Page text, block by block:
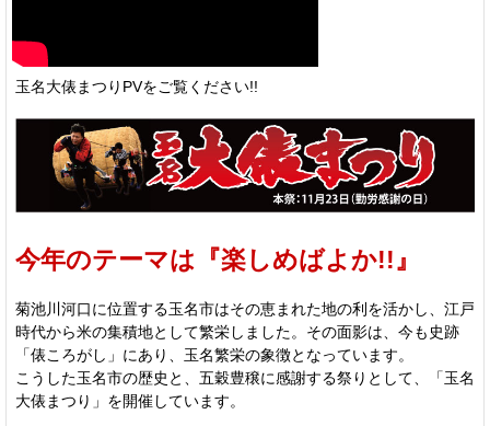
玉名大俵まつりPVをご覧ください!!
今年のテーマは『楽しめばよか!!』
菊池川河口に位置する玉名市はその恵まれた地の利を活かし、江戸
時代から米の集積地として繁栄しました。その面影は、今も史跡
「俵ころがし」にあり、玉名繁栄の象徴となっています。
こうした玉名市の歴史と、五穀豊穣に感謝する祭りとして、「玉名
大俵まつり」を開催しています。